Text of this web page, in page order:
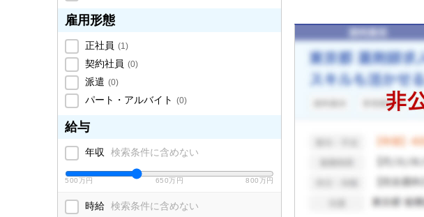
雇用形態
正社員 (1)
契約社員 (0)
派遣 (0)
パート・アルバイト (0)
給与
年収 検索条件に含めない
500万円 650万円 800万円
時給 検索条件に含めない